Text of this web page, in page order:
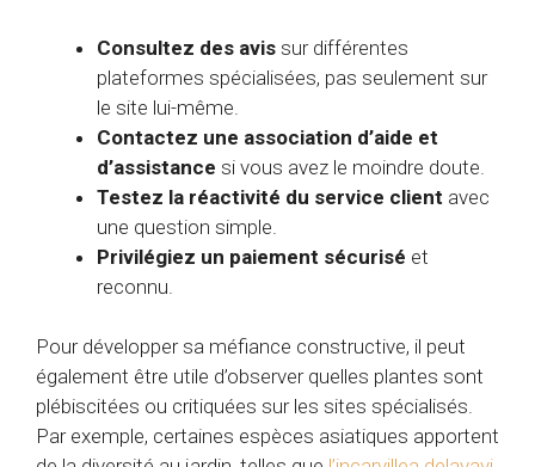
Consultez des avis sur différentes
plateformes spécialisées, pas seulement sur
le site lui-même.
Contactez une association d’aide et
d’assistance si vous avez le moindre doute.
Testez la réactivité du service client avec
une question simple.
Privilégiez un paiement sécurisé et
reconnu.
Pour développer sa méfiance constructive, il peut
également être utile d’observer quelles plantes sont
plébiscitées ou critiquées sur les sites spécialisés.
Par exemple, certaines espèces asiatiques apportent